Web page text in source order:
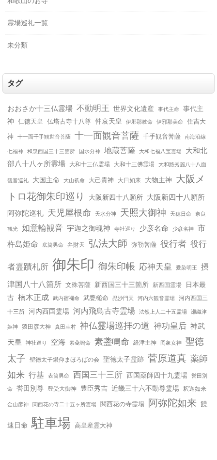
霊場巡礼一覧
未分類
タグ
おおさか十三仏霊場 不動明王 世界文化遺産 事代主命
事代主
神 仁徳天皇 仏塔古寺十八尊 仲哀天皇 伊邪那岐命 伊邪那美命 住吉大
神 十一面千手観世音菩薩 十一面観音菩薩 千手観音菩薩 南海沿線
七福神 和泉西国三十三箇所 国水分神 地蔵菩薩 大和七福八宝霊場
大和北
部八十八ヶ所霊場
大和十三仏霊場 大和十三佛霊場 大和路秀麗八十八面
観音巡礼 大国主命 大山祇命 大己貴神 大日如来 大物主神
大阪メ
トロ花御朱印巡り
大阪新四十八願所 大阪新四十八願所
阿弥陀巡礼 天児屋根命 天水分神 天照大御神 天穂日命 奈良
観光 如意輪観音 宇迦之御魂神 寺社巡り 少彦名命 少彦名神 市
杵島姫命
底筒男命 弁財天 弘法大師 弥勒菩薩 役行者 役行
者霊蹟札所 御朱印 御朱印帳 応神天皇 愛染明王
摂
津国八十八箇所 文殊菩薩 新西国三十三箇所 新西国霊場
日本最
古 楠木正成 武内宿禰命 武甕槌命 毘沙門天 河内六観音霊場
河内西国三
十三所 河内西国霊場 河内飛鳥古寺霊場 法然上人二十五霊場 瀬織津
姫神 猿田彦大神 真田幸村 神仏霊場巡拝の道 神功皇后 神武
天皇
神社巡り 空海 素戔嗚命 素盞鳴命 経津主神 罔象女神
聖徳
太子
聖徳太子鑚仰まほろばの会 聖徳太子霊跡 菅原道真 薬師
如来 行基 表筒男命 西国三十三所 西国薬師四十九霊場 誉田別
命
誉田別尊 豊受大御神 豊臣秀吉 近畿三十六不動尊霊場 釈迦如来
金山彦神 関西花の寺二十五ヶ所霊場 関西花の寺霊場 阿弥陀如来 饒
速日命 駐車場 高皇産霊大神